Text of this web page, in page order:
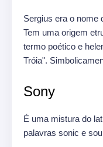
Sergius era o nome
Tem uma origem
termo poético e
Tróia".
Sony
É uma mistura do
palavras sonic e